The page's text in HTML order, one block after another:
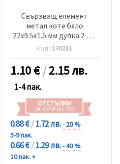
Свързващ елемент
метал коте бяло
22x9.5x1.5 мм дупка 2 мм
цвят сребро -5 броя
Код: 136281
1.10€/2.15 лв.
1-4 пак.
ОТСТЪПКИ
ЗА КОЛИЧЕСТВО
0.88 €/1.72 лв.- 20 %
5-9 пак.
0.66 €/1.29 лв.- 40 %
10 пак. +